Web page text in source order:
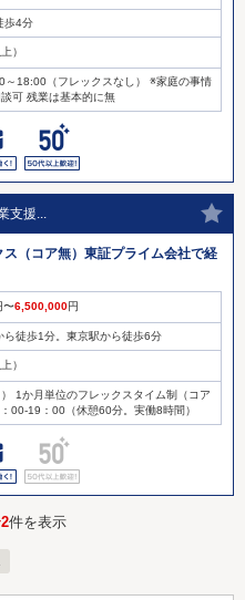
歩4分
）
18:00（フレックスなし） ※家庭の事情
可 残業は基本的に無
支援...
（コア無）東証プライム会社で経
〜6,500,000円
徒歩1分。東京駅から徒歩6分
）
1か月単位のフレックスタイム制（コア
00-19：00（休憩60分。実働8時間）
件を表示